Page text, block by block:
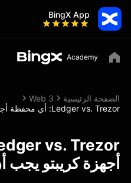
BingX App
الصفحة الرئيسية
Web 3
Ledger vs. Trezor: أي محفظة أجهزة كريبتو يجب أن تختار؟ (2026)
أجهزة كريبتو يجب أن